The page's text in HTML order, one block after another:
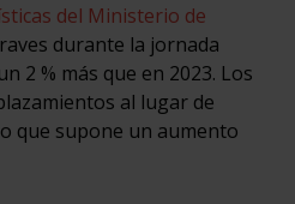
del Ministerio de
durante la jornada
2 % más que en 2023. Los
al lugar de
que supone un aumento